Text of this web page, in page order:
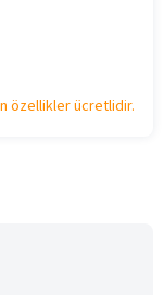
özellikler ücretlidir.